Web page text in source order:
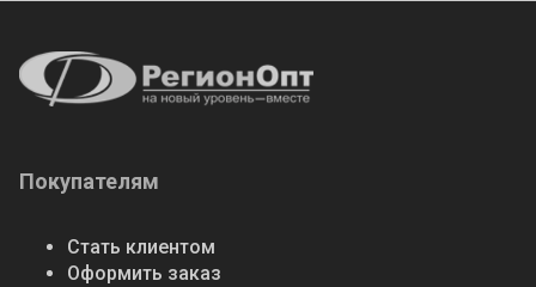
Покупателям
Стать клиентом
Оформить заказ